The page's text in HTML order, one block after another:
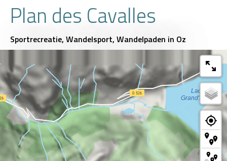
Plan des Cavalles
Sportrecreatie, Wandelsport, Wandelpaden in Oz